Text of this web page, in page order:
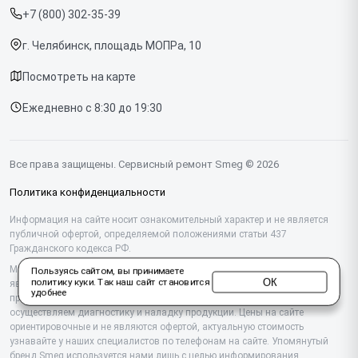
Срочный ремонт
Доставка и способы оплаты
Диагностика
Контакты
Винных шкафов
Вакууматоров
Вытяжек
Миксеров
Соковыжималок
Тостеров
+7 (800) 302-35-39
г. Челябинск, площадь МОПРа, 10
Посмотреть на карте
Ежедневно с 8:30 до 19:30
Все права защищены. Сервисный ремонт Smeg © 2026
Политика конфиденциальности
Информация на сайте носит ознакомительный характер и не является
публичной офертой, определяемой положениями статьи 437
Гражданского кодекса РФ.
Мы специализируемся на обслуживании и ремонте техники Smeg, но не
являемся их официальным представителем. Предоставляем
профессиональные услуги после истечения гарантии, а также
осуществляем диагностику и наладку продукции. Цены на сайте
ориентировочные и не являются офертой, актуальную стоимость
узнавайте у наших специалистов по телефонам на сайте. Упомянутый
бренд Smeg используется нами лишь с целью информирования.
Пользуясь сайтом, вы принимаете
политику куки. Так наш сайт становится
удобнее
ОК